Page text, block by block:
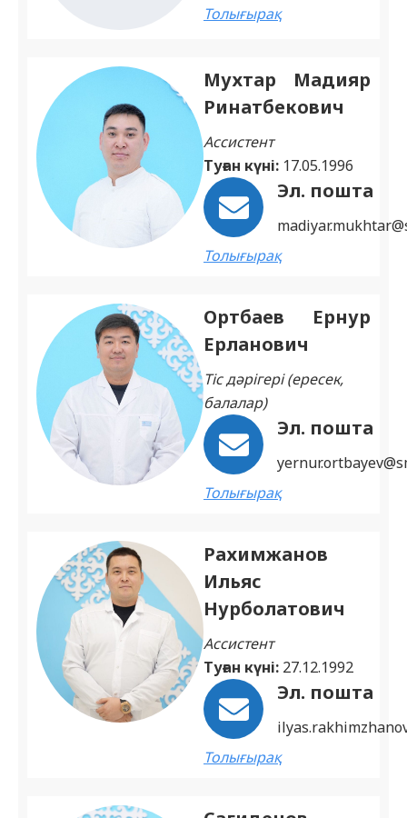
Толығырақ
Мухтар Мадияр
Ринатбекович
Ассистент
Туған күні: 17.05.1996
Эл. пошта
Толығырақ
Ортбаев Ернур
Ерланович
Тіс дәрігері (ересек,
балалар)
Эл. пошта
Толығырақ
Рахимжанов
Ильяс
Нурболатович
Ассистент
Туған күні: 27.12.1992
Эл. пошта
Толығырақ